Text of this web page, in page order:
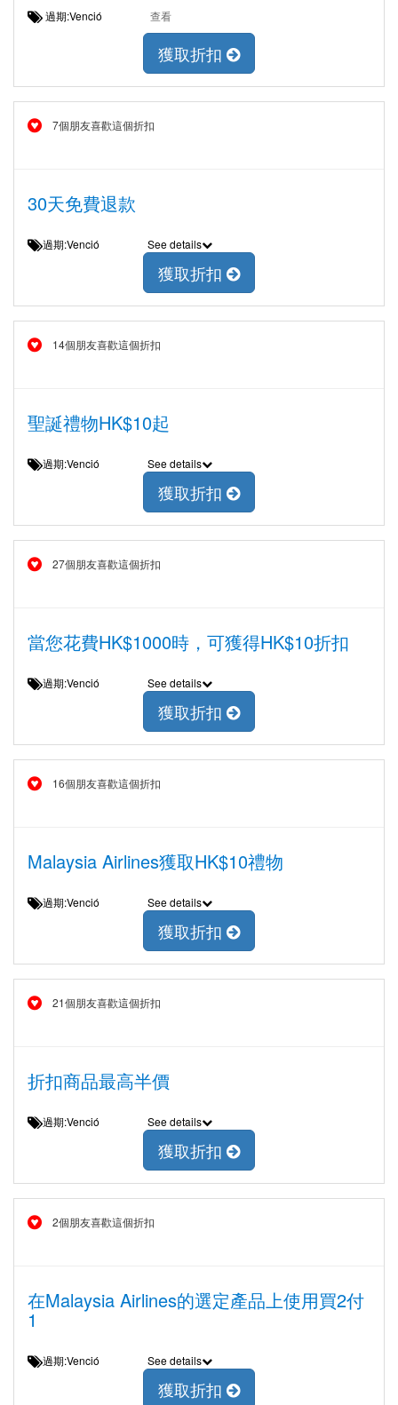
過期:Venció 查看
獲取折扣
7個朋友喜歡這個折扣
30天免費退款
過期:Venció See details
獲取折扣
14個朋友喜歡這個折扣
聖誕禮物HK$10起
過期:Venció See details
獲取折扣
27個朋友喜歡這個折扣
當您花費HK$1000時，可獲得HK$10折扣
過期:Venció See details
獲取折扣
16個朋友喜歡這個折扣
Malaysia Airlines獲取HK$10禮物
過期:Venció See details
獲取折扣
21個朋友喜歡這個折扣
折扣商品最高半價
過期:Venció See details
獲取折扣
2個朋友喜歡這個折扣
在Malaysia Airlines的選定產品上使用買2付
1
過期:Venció See details
獲取折扣